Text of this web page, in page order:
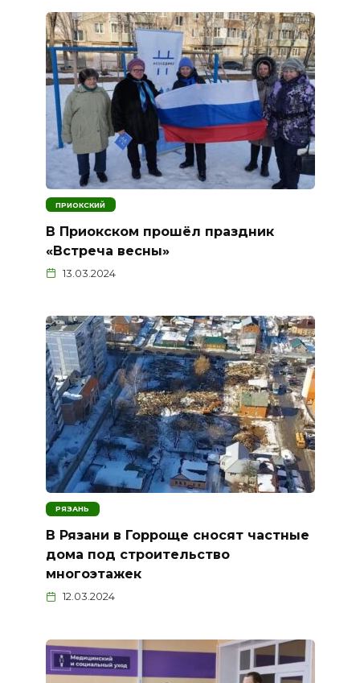
ПРИОКСКИЙ
В Приокском прошёл праздник
«Встреча весны»
13.03.2024
РЯЗАНЬ
В Рязани в Горроще сносят частные
дома под строительство
многоэтажек
12.03.2024